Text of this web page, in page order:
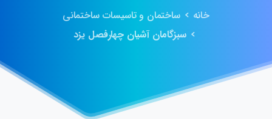
خانه
ساختمان و تاسیسات ساختمانی
سبزگامان آشیان چهارفصل یزد